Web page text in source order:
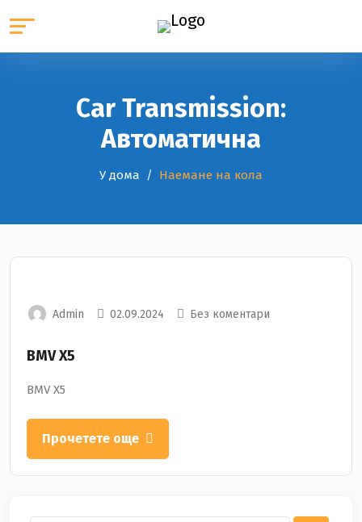
Car Transmission:
Автоматична
У дома Наемане на кола
Admin 02.09.2024 Без коментари
BMV Х5
BMV Х5
Прочетете още